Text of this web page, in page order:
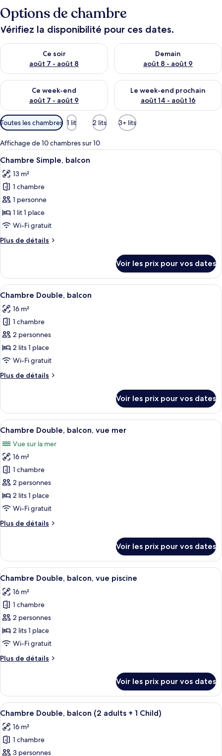
Options de chambre
Vérifiez la disponibilité pour ces dates.
Ce soir
août 7 - août 8
Vérifier la disponibilité pour ce soir août 7 - août 8
Demain
août 8 - août 9
Vérifier la disponibilité pour
Ce week-end
août 7 - août 9
Vérifier la disponibilité pour ce week-end août 7 - août 9
Le week-end prochain
août 14 - août 16
Vérifier la disponibilité pour
Filtres
disponibles
pour
les
chambres
Toutes les chambres 1 lit 2 lits 3+ lits
Affichage de 10 chambres sur 10
Afficher
toutes
les
photos
pour
ce
type
chambre :
balcon
Une chambre d’hôtel avec un lit, un
2
Chambre Simple, balcon
13 m²
1 chambre
1 personne
1 lit 1 place
Wi-Fi gratuit
Plus de détails
Plus
le
type
de
Chambre
Simple,
Voir les prix pour vos dates
Afficher
toutes
les
photos
pour
ce
type
chambre :
balcon
Une chambre d’hôtel moderne
7
Chambre Double, balcon
16 m²
1 chambre
2 personnes
2 lits 1 place
Wi-Fi gratuit
Plus de détails
Plus
le
type
de
Chambre
Double,
balcon
Voir les prix pour vos dates
Afficher
toutes
les
photos
pour
ce
type
de
chambre :
Chambre
vue
mer
Une chambre d’hôtel moderne
6
Chambre Double, balcon, vue mer
Vue sur la mer
16 m²
1 chambre
2 personnes
2 lits 1 place
Wi-Fi gratuit
Plus de détails
Plus
le
type
de
Chambre
Double,
vue
mer
Voir les prix pour vos dates
Afficher
toutes
les
photos
pour
ce
type
chambre :
balcon,
vue
piscine
Un balcon offrant une vue sur une
6
Chambre Double, balcon, vue piscine
16 m²
1 chambre
2 personnes
2 lits 1 place
Wi-Fi gratuit
Plus de détails
Plus
le
type
de
Chambre
Double,
Voir les prix pour vos dates
Afficher
toutes
les
photos
pour
Une chambre d’hôtel moderne
6
Chambre Double, balcon (2 adults + 1 Child)
16 m²
1 chambre
3 personnes